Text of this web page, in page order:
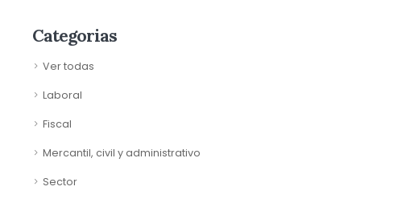
Categorias
Ver todas
Laboral
Fiscal
Mercantil, civil y administrativo
Sector